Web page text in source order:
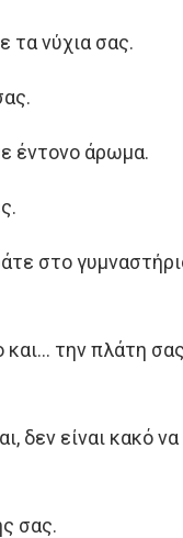
τα νύχια σας.
έντονο άρωμα.
στο
και… την πλάτη
δεν είναι κακό
σας.